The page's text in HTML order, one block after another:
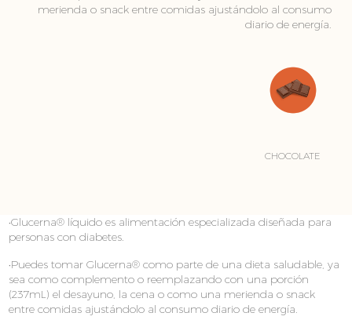
merienda o snack entre comidas ajustándolo al consumo
diario de energía.
CHOCOLATE
•Glucerna® líquido es alimentación especializada diseñada para
personas con diabetes.
•Puedes tomar Glucerna® como parte de una dieta saludable, ya
sea como complemento o reemplazando con una porción
(237mL) el desayuno, la cena o como una merienda o snack
entre comidas ajustándolo al consumo diario de energía.